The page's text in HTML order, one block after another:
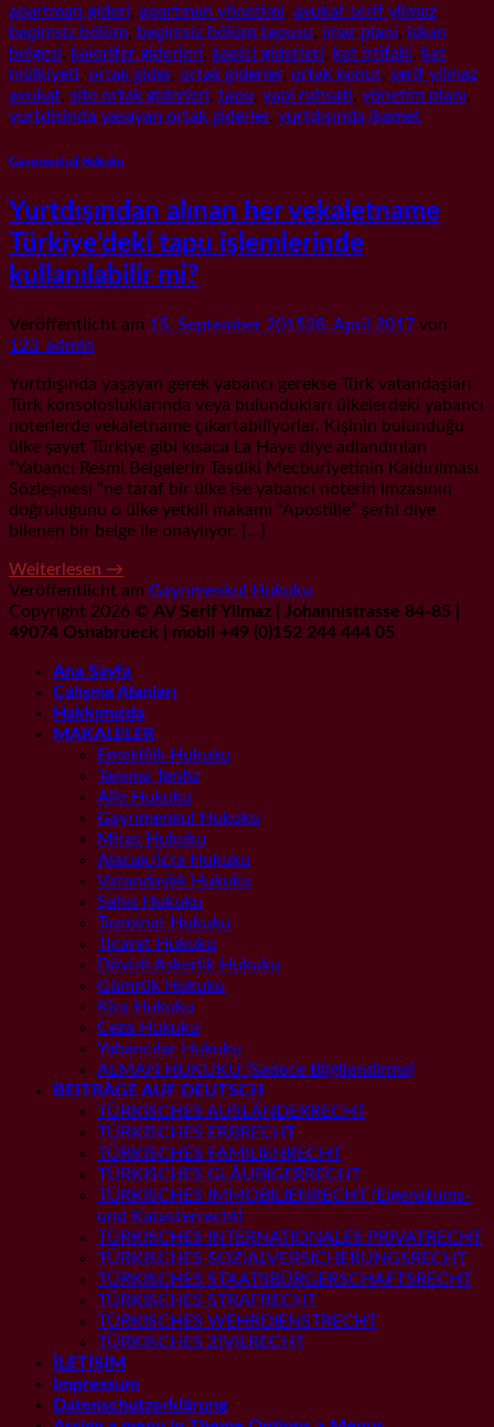
apartman gideri, apartman yönetimi, avukat serif yilmaz,
bagimsiz bölüm, bagimsiz bölüm tapusu, imar plani, iskan
belgesi, kalorifer giderleri, kapici giderleri, kat irtifaki, kat
mülkiyeti, ortak gider, ortak giderler, ortak konut, serif yilmaz
avukat, site ortak giderleri, tapu, yapi ruhsati, yönetim planı,
yurtdisinda yasayan ortak giderler, yurtdışında ikamet
Gayrımenkul Hukuku
Yurtdışından alınan her vekaletname
Türkiye’deki tapu işlemlerinde
kullanılabilir mi?
Veröffentlicht am 15. September 201528. April 2017 von
123_admin
Yurtdışında yaşayan gerek yabancı gerekse Türk vatandaşları
Türk konsolosluklarında veya bulundukları ülkelerdeki yabancı
noterlerde vekaletname çıkartabiliyorlar. Kişinin bulunduğu
ülke şayet Türkiye gibi kısaca La Haye diye adlandırılan
“Yabancı Resmi Belgelerin Tasdiki Mecburiyetinin Kaldırılması
Sözleşmesi “ne taraf bir ülke ise yabancı noterin imzasının
doğruluğunu o ülke yetkili makamı “Apostille” şerhi diye
bilenen bir belge ile onaylıyor. […]
Weiterlesen →
Veröffentlicht am Gayrımenkul Hukuku
Copyright 2026 © AV Serif Yilmaz | Johannistrasse 84-85 |
49074 Osnabrueck | mobil +49 (0)152 244 444 05
Ana Sayfa
Çalışma Alanları
Hakkımızda
MAKALELER
Emeklilik Hukuku
Tanıma Tenfiz
Aile Hukuku
Gayrımenkul Hukuku
Miras Hukuku
Alacak/İcra Hukuku
Vatandaşlık Hukuku
Şahıs Hukuku
Tazminat Hukuku
Ticaret Hukuku
Dövizli Askerlik Hukuku
Gümrük Hukuku
Kira Hukuku
Ceza Hukuku
Yabancılar Hukuku
ALMAN HUKUKU (Sadece Bilgilendirme)
BEITRÄGE AUF DEUTSCH
TÜRKISCHES AUSLÄNDERRECHT
TÜRKISCHES ERBRECHT
TÜRKISCHES FAMILIENRECHT
TÜRKISCHES GLÄUBIGERRECHT
TÜRKISCHES IMMOBILIENRECHT (Eigenstums-
und Katasterrecht)
TÜRKISCHES INTERNATIONALES PRIVATRECHT
TÜRKISCHES SOZIALVERSICHERUNGSRECHT
TÜRKISCHES STAATSBÜRGERSCHAFTSRECHT
TÜRKISCHES STRAFRECHT
TÜRKISCHES WEHRDIENSTRECHT
TÜRKISCHES ZIVILRECHT
İLETİŞİM
Impressum
Datenschutzerklärung